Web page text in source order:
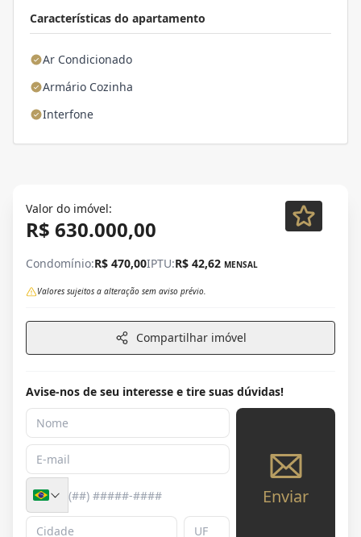
Características do apartamento
Ar Condicionado
Armário Cozinha
Interfone
Valor do imóvel:
R$ 630.000,00
Condomínio:R$ 470,00IPTU:R$ 42,62 MENSAL
Valores sujeitos a alteração sem aviso prévio.
Compartilhar imóvel
Avise-nos de seu interesse e tire suas dúvidas!
Enviar